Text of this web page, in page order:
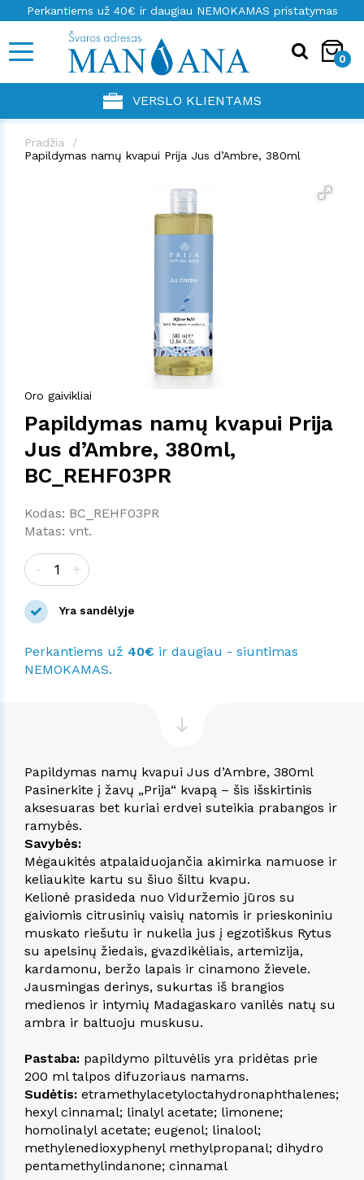
Perkantiems už 40€ ir daugiau NEMOKAMAS pristatymas
0
VERSLO KLIENTAMS
Pradžia
Papildymas namų kvapui Prija Jus d’Ambre, 380ml
Oro gaivikliai
Papildymas namų kvapui Prija
Jus d’Ambre, 380ml,
BC_REHF03PR
Kodas: BC_REHF03PR
Matas: vnt.
- +
Yra sandėlyje
Perkantiems už 40€ ir daugiau - siuntimas
NEMOKAMAS.
Papildymas namų kvapui Jus d’Ambre, 380ml
Pasinerkite į žavų „Prija“ kvapą – šis išskirtinis
aksesuaras bet kuriai erdvei suteikia prabangos ir
ramybės.
Savybės:
Mėgaukitės atpalaiduojančia akimirka namuose ir
keliaukite kartu su šiuo šiltu kvapu.
Kelionė prasideda nuo Viduržemio jūros su
gaiviomis citrusinių vaisių natomis ir prieskoniniu
muskato riešutu ir nukelia jus į egzotiškus Rytus
su apelsinų žiedais, gvazdikėliais, artemizija,
kardamonu, beržo lapais ir cinamono žievele.
Jausmingas derinys, sukurtas iš brangios
medienos ir intymių Madagaskaro vanilės natų su
ambra ir baltuoju muskusu.
Pastaba: papildymo piltuvėlis yra pridėtas prie
200 ml talpos difuzoriaus namams.
Sudėtis: etramethylacetyloctahydronaphthalenes;
hexyl cinnamal; linalyl acetate; limonene;
homolinalyl acetate; eugenol; linalool;
methylenedioxyphenyl methylpropanal; dihydro
pentamethylindanone; cinnamal